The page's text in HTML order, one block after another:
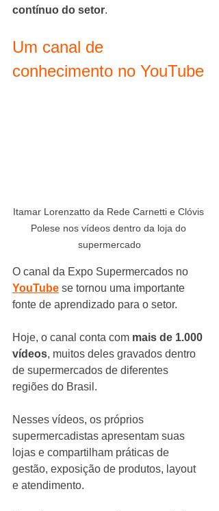
contínuo do setor.
Um canal de
conhecimento no YouTube
Itamar Lorenzatto da Rede Carnetti e Clóvis
Polese nos vídeos dentro da loja do
supermercado
O canal da Expo Supermercados no
YouTube se tornou uma importante
fonte de aprendizado para o setor.
Hoje, o canal conta com mais de 1.000
vídeos, muitos deles gravados dentro
de supermercados de diferentes
regiões do Brasil.
Nesses vídeos, os próprios
supermercadistas apresentam suas
lojas e compartilham práticas de
gestão, exposição de produtos, layout
e atendimento.